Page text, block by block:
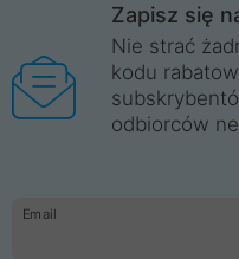
Wrocław, Poznań,
Trzebnica, Opole. Szybka i
ProLine to polska firma ze
legalnie i płacimy podatki
główną w Mirkowie oraz
komunikacja ze sklepem
danych osobowych.
ProLine to czysta
Zaopatrzysz się u nas w
Zapisz się
Nie strać
kodu
odbiorców
Email